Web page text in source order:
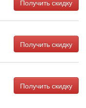
Получить скидку
Получить скидку
Получить скидку